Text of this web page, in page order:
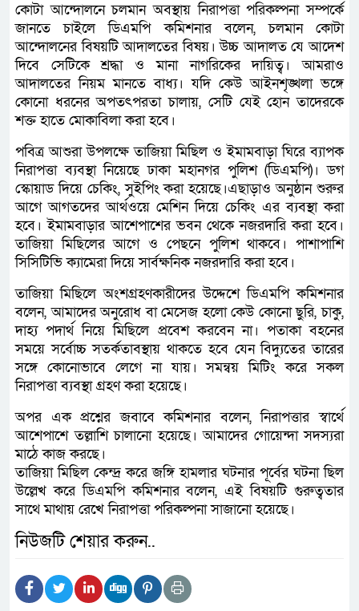
কোটা আন্দোলনে চলমান অবস্থায় নিরাপত্তা পরিকল্পনা সম্পর্কে
জানতে চাইলে ডিএমপি কমিশনার বলেন, চলমান কোটা
আন্দোলনের বিষয়টি আদালতের বিষয়। উচ্চ আদালত যে আদেশ
দিবে সেটিকে শ্রদ্ধা ও মানা নাগরিকের দায়িত্ব। আমরাও
আদালতের নিয়ম মানতে বাধ্য। যদি কেউ আইনশৃঙ্খলা ভঙ্গে
কোনো ধরনের অপতৎপরতা চালায়, সেটি যেই হোন তাদেরকে
শক্ত হাতে মোকাবিলা করা হবে।
পবিত্র আশুরা উপলক্ষে তাজিয়া মিছিল ও ইমামবাড়া ঘিরে ব্যাপক
নিরাপত্তা ব্যবস্থা নিয়েছে ঢাকা মহানগর পুলিশ (ডিএমপি)। ডগ
স্কোয়াড দিয়ে চেকিং, সুইপিং করা হয়েছে।এছাড়াও অনুষ্ঠান শুরুর
আগে আগতদের আর্থওয়ে মেশিন দিয়ে চেকিং এর ব্যবস্থা করা
হবে। ইমামবাড়ার আশেপাশের ভবন থেকে নজরদারি করা হবে।
তাজিয়া মিছিলের আগে ও পেছনে পুলিশ থাকবে। পাশাপাশি
সিসিটিভি ক্যামেরা দিয়ে সার্বক্ষনিক নজরদারি করা হবে।
তাজিয়া মিছিলে অংশগ্রহণকারীদের উদ্দেশে ডিএমপি কমিশনার
বলেন, আমাদের অনুরোধ বা মেসেজ হলো কেউ কোনো ছুরি, চাকু,
দাহ্য পদার্থ নিয়ে মিছিলে প্রবেশ করবেন না। পতাকা বহনের
সময়ে সর্বোচ্চ সতর্কতাবস্থায় থাকতে হবে যেন বিদ্যুতের তারের
সঙ্গে কোনোভাবে লেগে না যায়। সমন্বয় মিটিং করে সকল
নিরাপত্তা ব্যবস্থা গ্রহণ করা হয়েছে।
অপর এক প্রশ্নের জবাবে কমিশনার বলেন, নিরাপত্তার স্বার্থে
আশেপাশে তল্লাশি চালানো হয়েছে। আমাদের গোয়েন্দা সদস্যরা
মাঠে কাজ করছে।
তাজিয়া মিছিল কেন্দ্র করে জঙ্গি হামলার ঘটনার পূর্বের ঘটনা ছিল
উল্লেখ করে ডিএমপি কমিশনার বলেন, এই বিষয়টি গুরুত্বতার
সাথে মাথায় রেখে নিরাপত্তা পরিকল্পনা সাজানো হয়েছে।
নিউজটি শেয়ার করুন..